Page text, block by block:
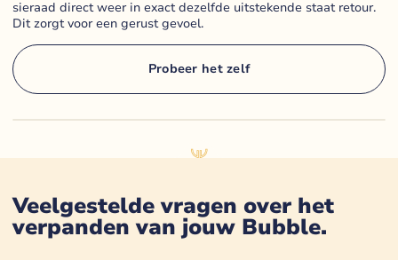
sieraad direct weer in exact dezelfde uitstekende staat retour.
Dit zorgt voor een gerust gevoel.
Probeer het zelf
Veelgestelde vragen over het
verpanden van jouw Bubble.